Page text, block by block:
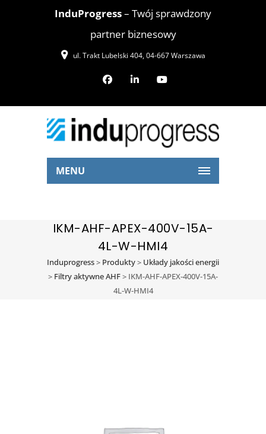
InduProgress– Twój sprawdzony
partner biznesowy
ul. Trakt Lubelski 404, 04-667 Warszawa
MENU
IKM-AHF-APEX-400V-15A-
4L-W-HMI4
Induprogress> Produkty> Układy jakości energii
> Filtry aktywne AHF> IKM-AHF-APEX-400V-15A-
4L-W-HMI4